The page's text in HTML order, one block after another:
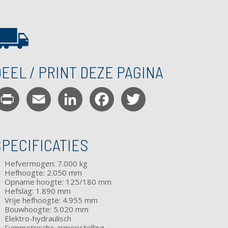
/ PRINT DEZE PAGINA
Print Email LinkedInFacebook
Hefvermogen: 7.000 kg
Hefhoogte: 2.050 mm
Opname hoogte: 125/180 mm
Hefslag: 1.890 mm
Vrije hefhoogte: 4.955 mm
Bouwhoogte: 5.020 mm
Elektro-hydraulisch